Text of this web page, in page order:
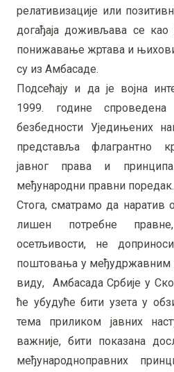
релативизације или
догађаја доживљава се
понижавање жртава и
су из Амбасаде.
Подсећају и да је војна
1999. године
безбедности Уједињених
представља флагрантно
јавног права и
међународни правни поредак.
Стога, сматрамо да наратив
лишен потребне
осетљивости, не
поштовања у међудржавним
виду, Амбасада Србије у
ће убудуће бити узета у
тема приликом јавних
важније, бити показана
међународноправних